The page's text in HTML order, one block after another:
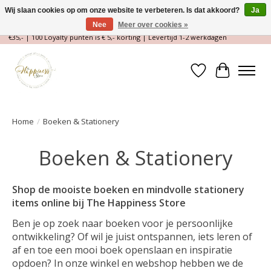
Magische Conceptstore, Edelstenen & Spirituele winkel | Gratis verzending >
€35,- | 100 Loyalty punten is € 5,- korting | Levertijd 1-2 werkdagen
Verlanglijst
Home / Boeken & Stationery
Boeken & Stationery
Shop de mooiste boeken en mindvolle stationery
items online bij The Happiness Store
Ben je op zoek naar boeken voor je persoonlijke
ontwikkeling? Of wil je juist ontspannen, iets leren of
af en toe een mooi boek openslaan en inspiratie
opdoen? In onze winkel en webshop hebben we de
Wij slaan cookies op om onze website te verbeteren. Is dat akkoord?
Ja
Nee
Meer over cookies »